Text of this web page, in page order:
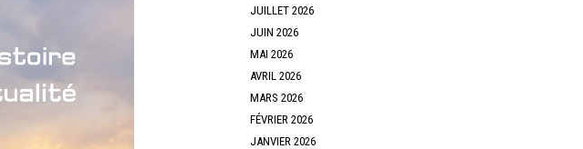
JUILLET 2026
JUIN 2026
MAI 2026
AVRIL 2026
MARS 2026
FÉVRIER 2026
JANVIER 2026